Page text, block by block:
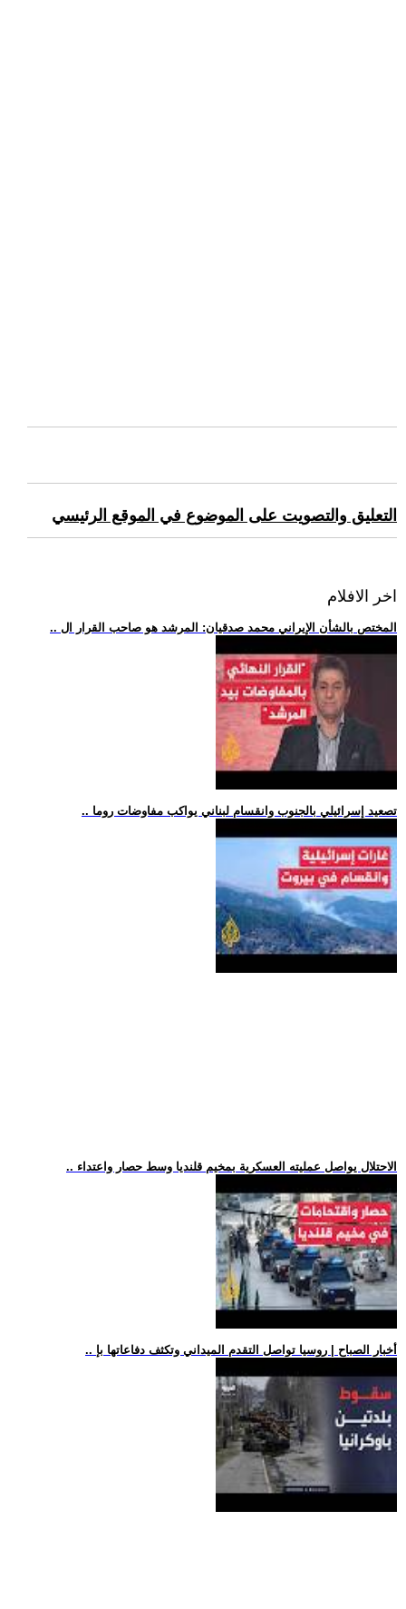
التعليق والتصويت على الموضوع في الموقع الرئيسي
اخر الافلام
.. المختص بالشأن الإيراني محمد صدقيان: المرشد هو صاحب القرار ال
.. تصعيد إسرائيلي بالجنوب وانقسام لبناني يواكب مفاوضات روما
.. الاحتلال يواصل عمليته العسكرية بمخيم قلنديا وسط حصار واعتداء
.. أخبار الصباح | روسيا تواصل التقدم الميداني وتكثف دفاعاتها بإ